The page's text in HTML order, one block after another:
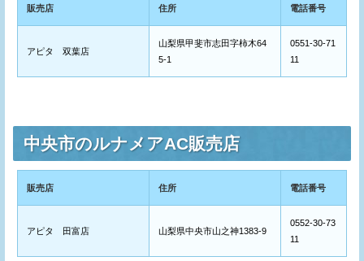
販売店 住所 電話番号
アピタ 双葉店
山梨県甲斐市志田字柿木64
5-1
0551-30-71
11
中央市のルナメアAC販売店
販売店 住所 電話番号
アピタ 田富店 山梨県中央市山之神1383-9
0552-30-73
11